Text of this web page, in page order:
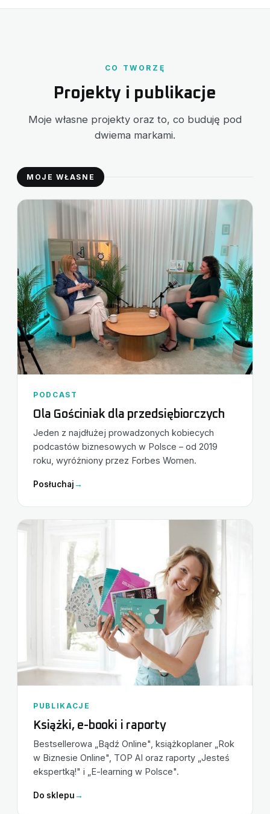
CO TWORZĘ
Projekty i publikacje
Moje własne projekty oraz to, co buduję pod
dwiema markami.
MOJE WŁASNE
PODCAST
Ola Gościniak dla przedsiębiorczych
Jeden z najdłużej prowadzonych kobiecych
podcastów biznesowych w Polsce – od 2019
roku, wyróżniony przez Forbes Women.
Posłuchaj→
PUBLIKACJE
Książki, e-booki i raporty
Bestsellerowa „Bądź Online", książkoplaner „Rok
w Biznesie Online", TOP AI oraz raporty „Jesteś
ekspertką!" i „E-learning w Polsce".
Do sklepu→